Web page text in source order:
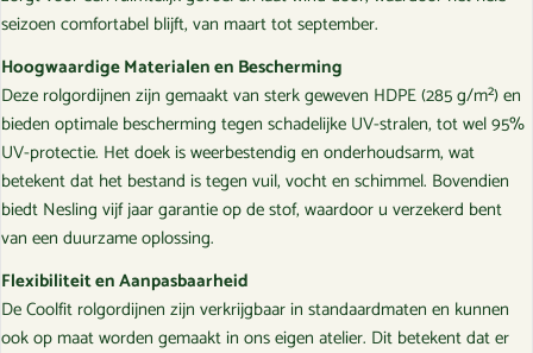
seizoen comfortabel blijft, van maart tot september.
Hoogwaardige Materialen en Bescherming
Deze rolgordijnen zijn gemaakt van sterk geweven HDPE (285 g/m²) en
bieden optimale bescherming tegen schadelijke UV-stralen, tot wel 95%
UV-protectie. Het doek is weerbestendig en onderhoudsarm, wat
betekent dat het bestand is tegen vuil, vocht en schimmel. Bovendien
biedt Nesling vijf jaar garantie op de stof, waardoor u verzekerd bent
van een duurzame oplossing.
Flexibiliteit en Aanpasbaarheid
De Coolfit rolgordijnen zijn verkrijgbaar in standaardmaten en kunnen
ook op maat worden gemaakt in ons eigen atelier. Dit betekent dat er